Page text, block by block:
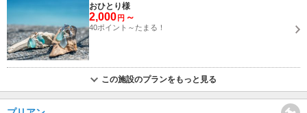
おひとり様
2,000 円 ～
40ポイント～たまる！
この施設のプランをもっと見る